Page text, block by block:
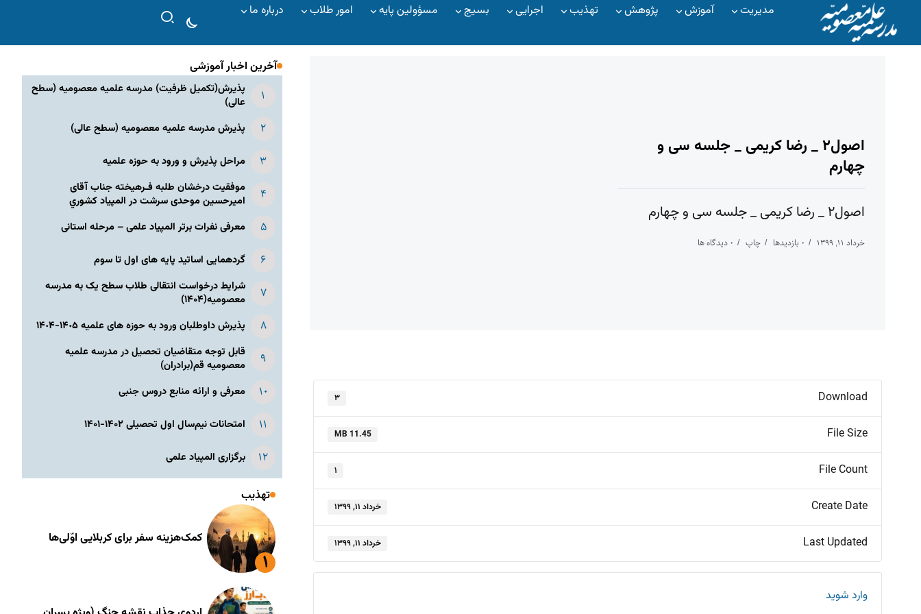
مدیریت آموزش پژوهش تهذیب اجرایی بسیج مسؤولین پایه امور طلاب درباره ما
اصول۲ _ رضا کریمی _ جلسه سی و
چهارم
اصول۲ _ رضا کریمی _ جلسه سی و چهارم
خرداد ۱۱, ۱۳۹۹ ۰ بازدیدها چاپ ۰ دیدگاه ها
Download ۳
File Size
11.45 MB
File Count ۱
Create Date خرداد ۱۱, ۱۳۹۹
Last Updated خرداد ۱۱, ۱۳۹۹
وارد شوید
آخرین اخبار آموزشی
پذیرش(تکمیل ظرفیت) مدرسه علمیه معصومیه‌ (سطح
عالی)
پذیرش مدرسه علمیه معصومیه‌ (سطح عالی)
مراحل پذیرش و ورود به حوزه علمیه
موفقیت درخشان طلبه فـرهیخته جناب آقای
امیرحسین موحدی سرشت در المپياد كشوري
معرفی نفرات برتر المپیاد علمی – مرحله استانی
گردهمایی اساتید پایه های اول تا سوم
شرایط درخواست انتقالی طلاب سطح یک به مدرسه
معصومیه(۱۴۰۴)
پذیرش داوطلبان ورود به حوزه های علمیه ١۴٠۵-١۴٠۴
قابل توجه متقاضیان تحصیل در مدرسه علمیه
معصومیه قم(برادران)
معرفی و ارائه منابع دروس جنبی
امتحانات نیم‌سال اول تحصیلی ۱۴۰۲-۱۴۰۱
برگزاری المپیاد علمی
تهذیب
کمک‌هزینه سفر برای کربلایی اوّلی‌ها